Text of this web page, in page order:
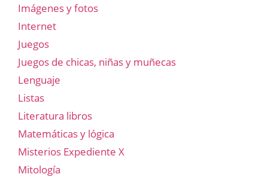
Imágenes y fotos
Internet
Juegos
Juegos de chicas, niñas y muñecas
Lenguaje
Listas
Literatura libros
Matemáticas y lógica
Misterios Expediente X
Mitología